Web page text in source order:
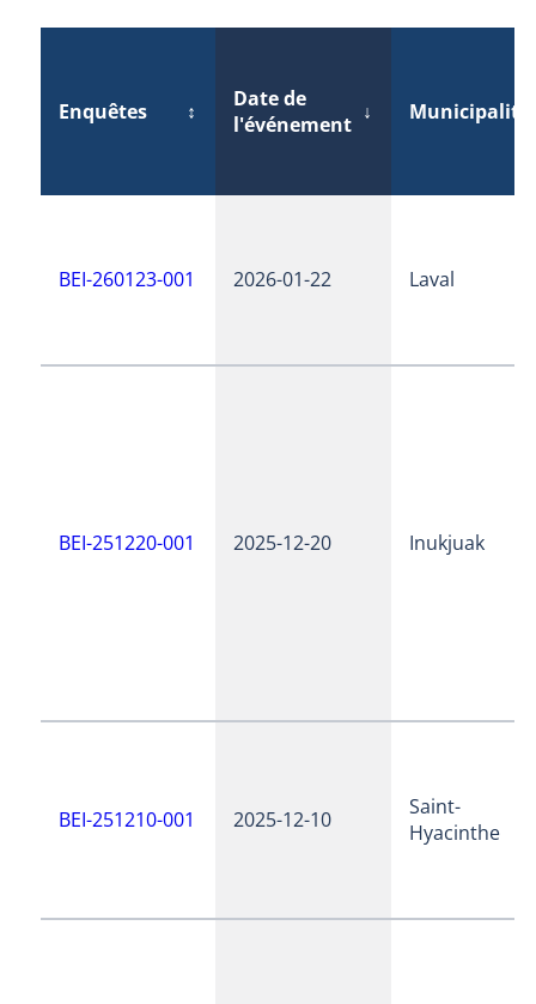
Enquêtes ↕
Date de
l'événement ↓ Municipalité
BEI-260123-001 2026-01-22 Laval
BEI-251220-001 2025-12-20 Inukjuak
BEI-251210-001 2025-12-10
Saint-
Hyacinthe